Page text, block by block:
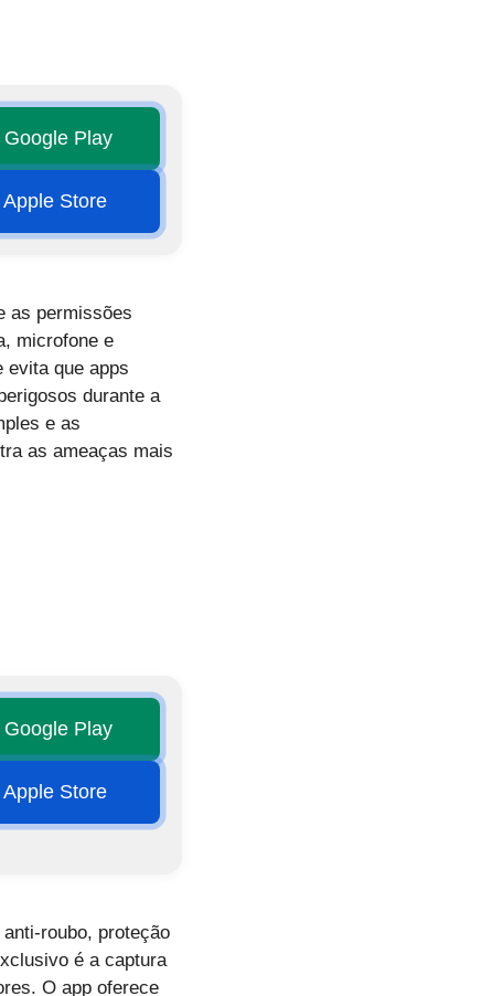
Play
Store
as permissões
microfone e
evita que apps
durante a
e as
as ameaças mais
Play
Store
roubo, proteção
é a captura
O app oferece